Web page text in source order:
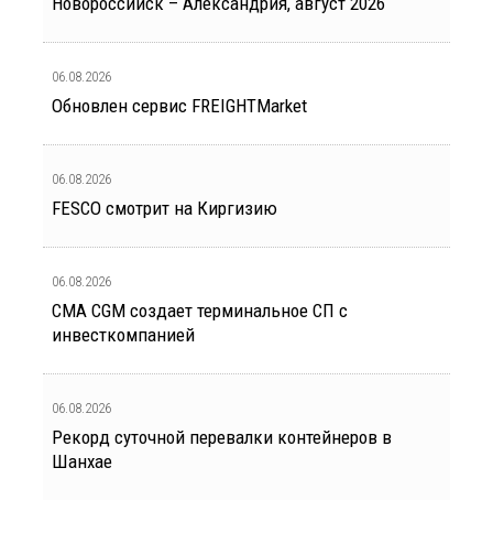
06.08.2026
Обновлен сервис FREIGHTMarket
06.08.2026
FESCO смотрит на Киргизию
06.08.2026
CMA CGM создает терминальное СП с
инвесткомпанией
06.08.2026
Рекорд суточной перевалки контейнеров в
Шанхае